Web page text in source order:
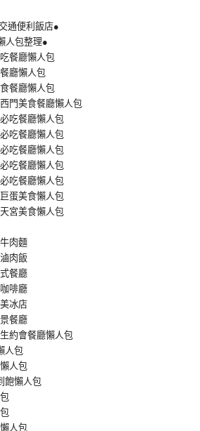
通便利飯店●
人包整理●
餐廳懶人包
廳懶人包
餐廳懶人包
門美食餐廳懶人包
吃餐廳懶人包
吃餐廳懶人包
吃餐廳懶人包
吃餐廳懶人包
吃餐廳懶人包
蛋美食懶人包
宮美食懶人包
肉麵
肉飯
餐廳
啡廳
冰店
餐廳
約會餐廳懶人包
人包
人包
飽懶人包
人包